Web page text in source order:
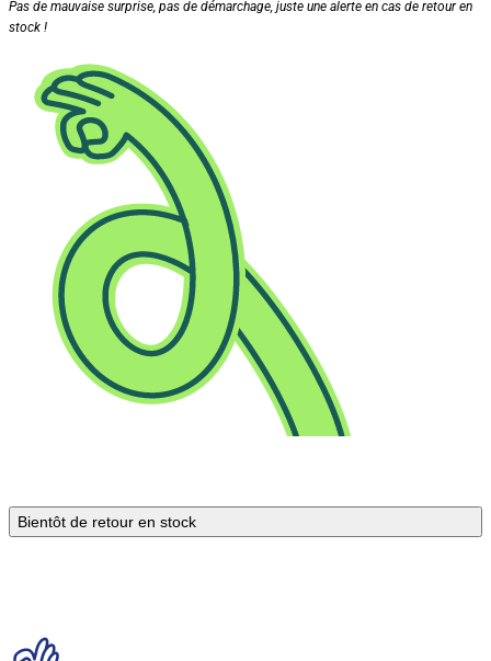
Pas de mauvaise surprise, pas de démarchage, juste une alerte en cas de retour en
stock !
Bientôt de retour en stock